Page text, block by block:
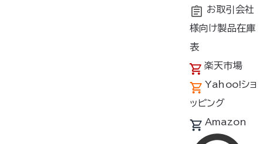
お取引会社
様向け製品在庫
表
楽天市場
Yahoo!ショ
ッピング
Amazon